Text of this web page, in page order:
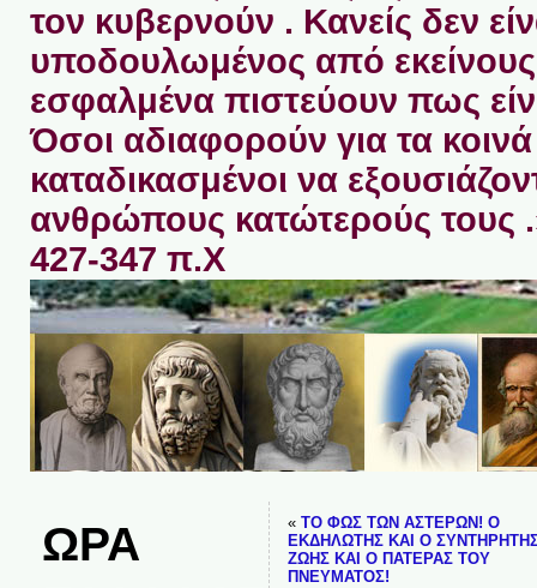
τον κυβερνούν . Κανείς δεν
υποδουλωμένος από
εσφαλμένα πιστεύουν πως
Όσοι αδιαφορούν για τα κοινά
καταδικασμένοι να
ανθρώπους κατώτερούς τους
427-347 π.Χ
ΩΡΑ
« ΤΟ ΦΩΣ ΤΩΝ ΑΣΤΕΡΩΝ! Ο
ΕΚΔΗΛΩΤΗΣ ΚΑΙ Ο
ΖΩΗΣ ΚΑΙ Ο ΠΑΤΕΡΑΣ ΤΟΥ
ΠΝΕΥΜΑΤΟΣ!